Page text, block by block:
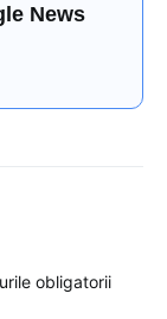
News
obligatorii